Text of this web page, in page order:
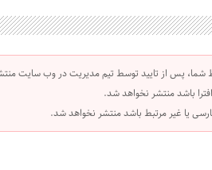
شما، پس از تایید توسط تیم مدیریت در وب سایت
باشد منتشر نخواهد شد.
یا غیر مرتبط باشد منتشر نخواهد شد.